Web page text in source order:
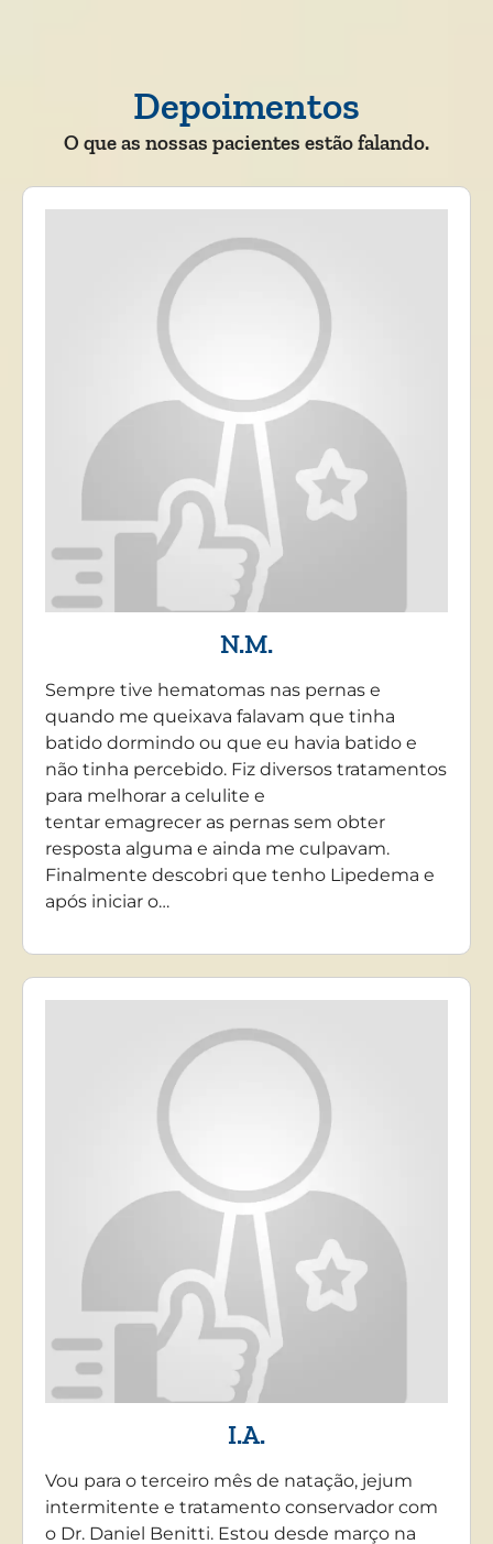
Depoimentos
O que as nossas pacientes estão falando.
N.M.
Sempre tive hematomas nas pernas e
quando me queixava falavam que tinha
batido dormindo ou que eu havia batido e
não tinha percebido. Fiz diversos tratamentos
para melhorar a celulite e
tentar emagrecer as pernas sem obter
resposta alguma e ainda me culpavam.
Finalmente descobri que tenho Lipedema e
após iniciar o…
I.A.
Vou para o terceiro mês de natação, jejum
intermitente e tratamento conservador com
o Dr. Daniel Benitti. Estou desde março na